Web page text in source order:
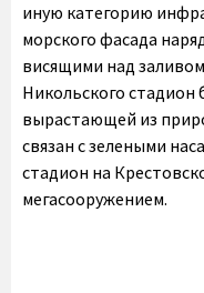
иную категорию
морского фасада
висящими над
Никольского стадион
вырастающей из
связан с зелеными
стадион на
мегасооружением.